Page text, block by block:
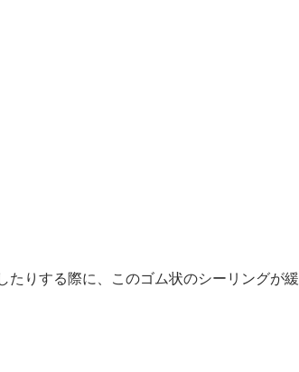
たりする際に、このゴム状のシーリングが緩